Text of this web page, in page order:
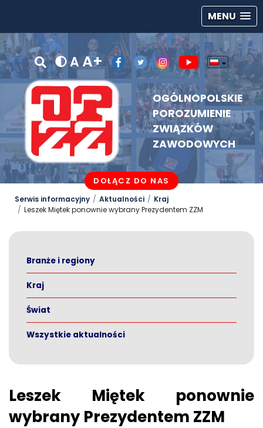
MENU
A A+
OGÓLNOPOLSKIE
POROZUMIENIE
ZWIĄZKÓW
ZAWODOWYCH
DOŁĄCZ DO NAS
Serwis informacyjny Aktualności
Kraj
Leszek Miętek ponownie wybrany Prezydentem ZZM
Branże i regiony
Kraj
Świat
Wszystkie aktualności
Leszek Miętek ponownie
wybrany Prezydentem ZZM